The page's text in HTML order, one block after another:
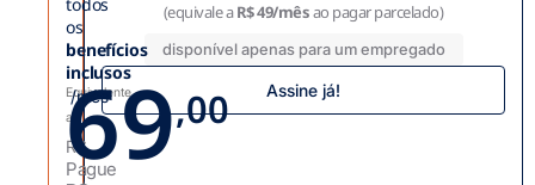
(equivale aR$ 49/mêsao pagar parcelado)
disponível apenas para um empregado
Assine já!
os
benefícios
inclusos
Equivalente
a
R$
69,00
/mês
Pague